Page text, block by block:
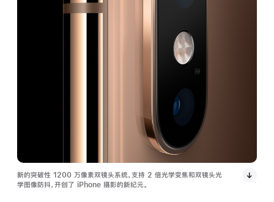
新的突破性 1200 万像素双镜头系统，支持 2 倍光学变焦和双镜头光
学图像防抖，开创了 iPhone 摄影的新纪元。